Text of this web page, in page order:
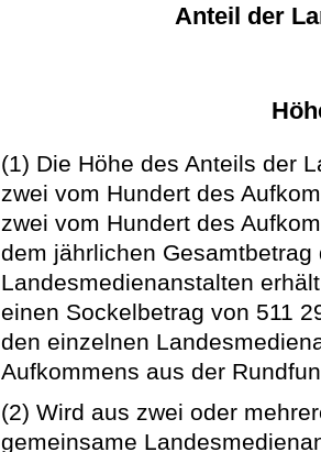
Anteil der
(1) Die Höhe des Anteils der
zwei vom Hundert des
zwei vom Hundert des
dem jährlichen Gesamtbetrag
Landesmedienanstalten
einen Sockelbetrag von 511
den einzelnen
Aufkommens aus der
(2) Wird aus zwei oder
gemeinsame